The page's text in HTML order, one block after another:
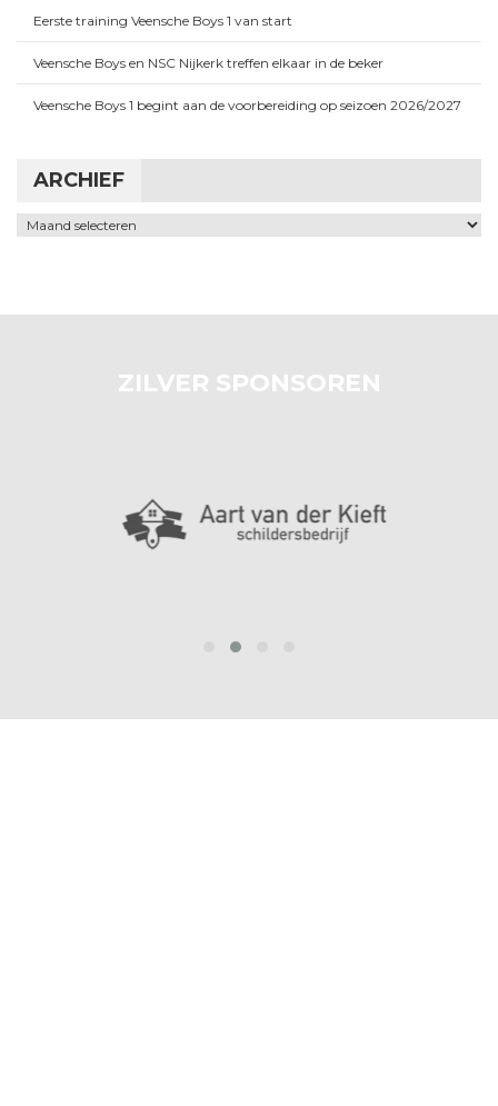
Eerste training Veensche Boys 1 van start
Veensche Boys en NSC Nijkerk treffen elkaar in de beker
Veensche Boys 1 begint aan de voorbereiding op seizoen 2026/2027
ARCHIEF
Archief
ZILVER SPONSOREN
prev